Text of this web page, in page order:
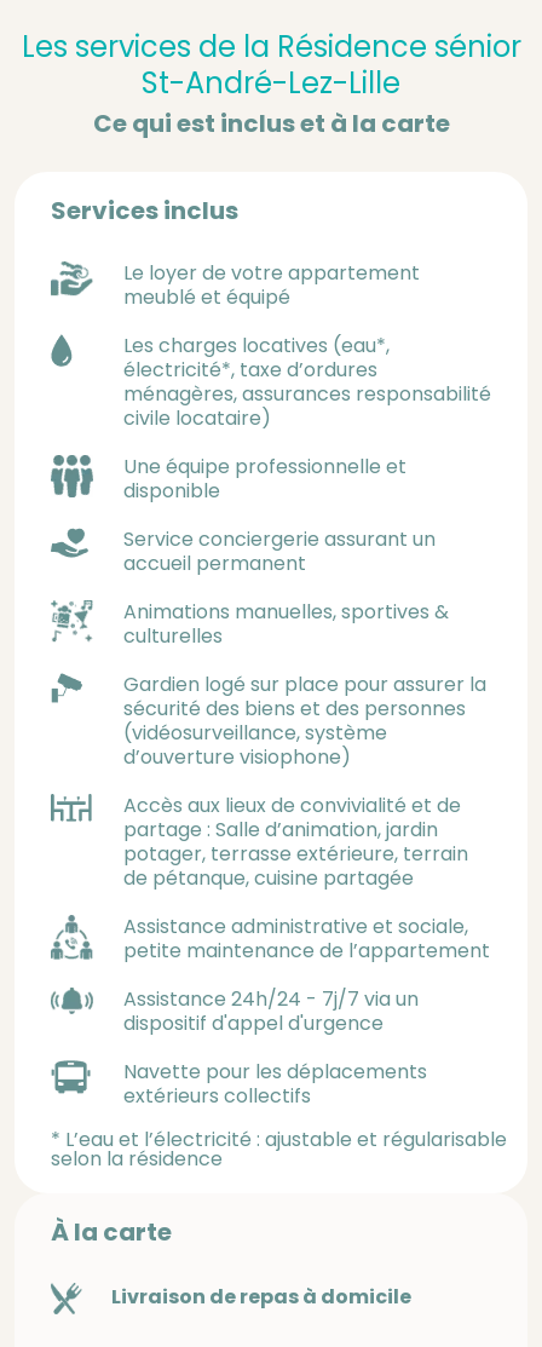
Les services de la Résidence sénior
St-André-Lez-Lille
Ce qui est inclus et à la carte
Services inclus
Le loyer de votre appartement
meublé et équipé
Les charges locatives (eau*,
électricité*, taxe d’ordures
ménagères, assurances responsabilité
civile locataire)
Une équipe professionnelle et
disponible
Service conciergerie assurant un
accueil permanent
Animations manuelles, sportives &
culturelles
Gardien logé sur place pour assurer la
sécurité des biens et des personnes
(vidéosurveillance, système
d’ouverture visiophone)
Accès aux lieux de convivialité et de
partage : Salle d’animation, jardin
potager, terrasse extérieure, terrain
de pétanque, cuisine partagée
Assistance administrative et sociale,
petite maintenance de l’appartement
Assistance 24h/24 - 7j/7 via un
dispositif d'appel d'urgence
Navette pour les déplacements
extérieurs collectifs
* L’eau et l’électricité : ajustable et régularisable
selon la résidence
À la carte
Livraison de repas à domicile